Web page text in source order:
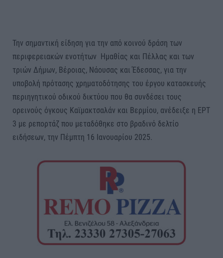
Την σημαντική είδηση για την από κοινού δράση των
περιφερειακών ενοτήτων Ημαθίας και Πέλλας και των
τριών Δήμων, Βέροιας, Νάουσας και Έδεσσας, για την
υποβολή πρότασης χρηματοδότησης του έργου κατασκευής
περιηγητικού οδικού δικτύου που θα συνδέσει τους
ορεινούς όγκους Καϊμακτσαλάν και Βερμίου, ανέδειξε η ΕΡΤ
3 με ρεπορτάζ που μεταδόθηκε στο βραδινό δελτίο
ειδήσεων, την Πέμπτη 16 Ιανουαρίου 2025.